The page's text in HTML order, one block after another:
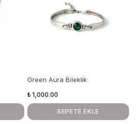
Green Aura Bileklik
₺ 1,000.00
SEPETE EKLE